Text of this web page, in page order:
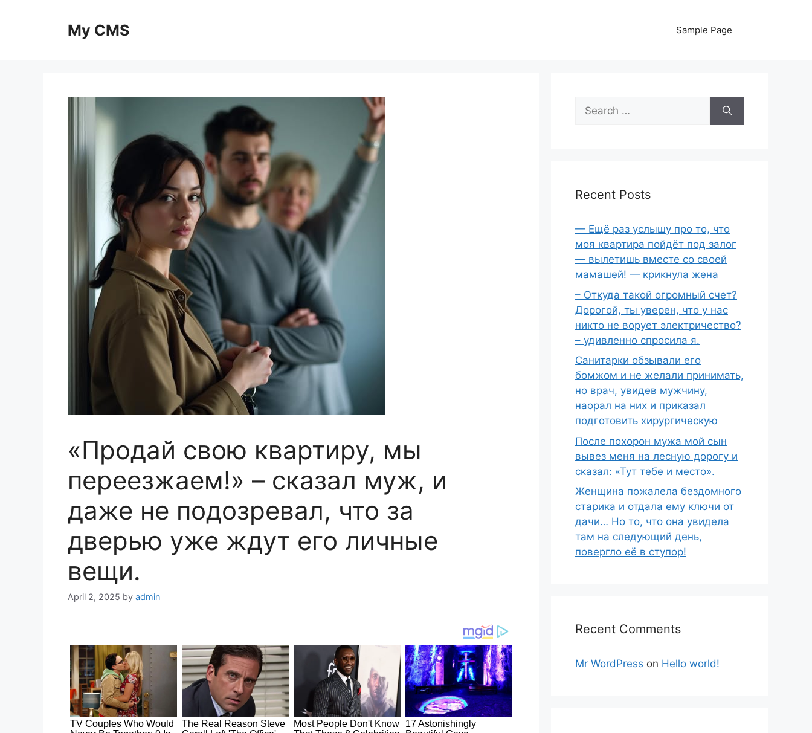
My CMS Sample Page
«Продай свою квартиру, мы
переезжаем!» – сказал муж, и
даже не подозревал, что за
дверью уже ждут его личные
вещи.
April 2, 2025 by admin
Search
for:
Recent Posts
— Ещё раз услышу про то, что
моя квартира пойдёт под залог
— вылетишь вместе со своей
мамашей! — крикнула жена
– Откуда такой огромный счет?
Дорогой, ты уверен, что у нас
никто не ворует электричество?
– удивленно спросила я.
Санитарки обзывали его
бомжом и не желали принимать,
но врач, увидев мужчину,
наорал на них и приказал
подготовить хирургическую
После похорон мужа мой сын
вывез меня на лесную дорогу и
сказал: «Тут тебе и место».
Женщина пожалела бездомного
старика и отдала ему ключи от
дачи… Но то, что она увидела
там на следующий день,
повергло её в ступор!
Recent Comments
Mr WordPress on Hello world!